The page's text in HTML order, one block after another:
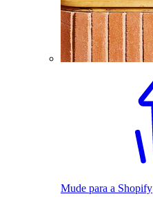
Mude para a Shopify